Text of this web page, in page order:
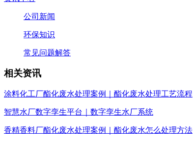
公司新闻
环保知识
常见问题解答
相关资讯
涂料化工厂酯化废水处理案例｜酯化废水处理工艺流程
智慧水厂数字孪生平台｜数字孪生水厂系统
香精香料厂酯化废水处理案例｜酯化废水怎么处理方法